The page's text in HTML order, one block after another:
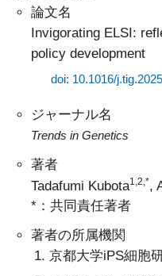
論文名
Invigorating ELSI:
policy development
doi: 10.1016/
ジャーナル名
Trends in Genetics
著者
Tadafumi Kubota1,2,*
*：共同責任著者
著者の所属機関
京都大学iPS細胞